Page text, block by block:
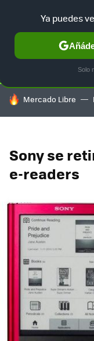
SELECCIÓN
HOY SE HABLA DE
Mercado Libre
Sony se
e-readers
Ya puedes
Solo